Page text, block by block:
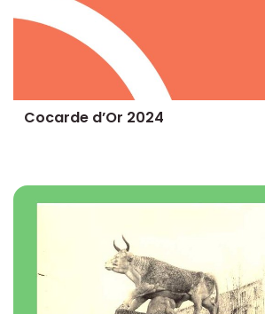
Cocarde d’Or 2024